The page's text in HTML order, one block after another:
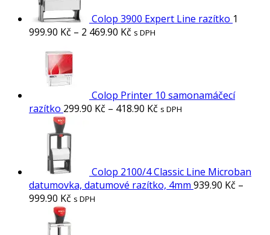
Colop 3900 Expert Line razítko 1
999.90 Kč – 2 469.90 Kč s DPH
Colop Printer 10 samonamáčecí
razítko 299.90 Kč – 418.90 Kč s DPH
Colop 2100/4 Classic Line Microban
datumovka, datumové razítko, 4mm 939.90 Kč –
999.90 Kč s DPH